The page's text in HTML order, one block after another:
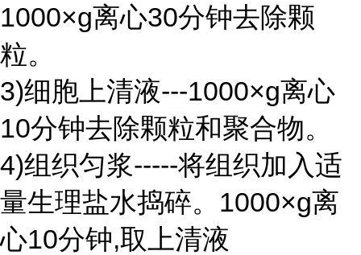
1000×g离心30分钟去除颗
粒。
3)细胞上清液---1000×g离心
10分钟去除颗粒和聚合物。
4)组织匀浆-----将组织加入适
量生理盐水捣碎。1000×g离
心10分钟,取上清液